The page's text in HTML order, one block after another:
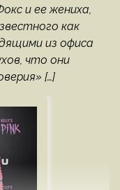
и ее жениха,
как
из офиса
что они
[…]